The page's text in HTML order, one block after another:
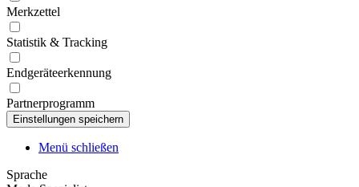
Merkzettel
Statistik & Tracking
Endgeräteerkennung
Partnerprogramm
Menü schließen
Sprache